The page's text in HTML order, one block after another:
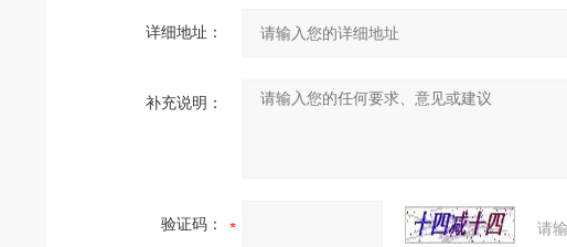
详细地址：
补充说明：
验证码： 请